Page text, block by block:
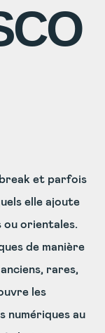
break et parfois
elle ajoute
ou orientales.
de manière
rares,
les
numériques au